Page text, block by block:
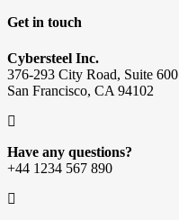
Get in touch
Cybersteel Inc.
376-293 City Road, Suite 600
San Francisco, CA 94102
Have any questions?
+44 1234 567 890